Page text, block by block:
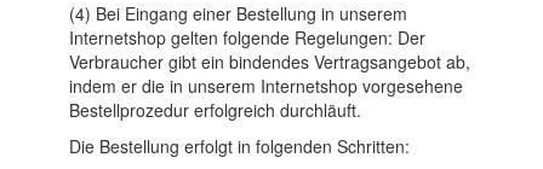
(4) Bei Eingang einer Bestellung in unserem
Internetshop gelten folgende Regelungen: Der
Verbraucher gibt ein bindendes Vertragsangebot ab,
indem er die in unserem Internetshop vorgesehene
Bestellprozedur erfolgreich durchläuft.
Die Bestellung erfolgt in folgenden Schritten: